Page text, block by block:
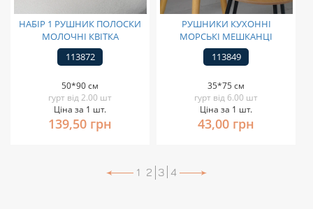
НАБІР 1 РУШНИК ПОЛОСКИ
МОЛОЧНІ КВІТКА
113872
50*90 см
гурт від 2.00 шт
Ціна за 1 шт.
139,50 грн
РУШНИКИ КУХОННІ
МОРСЬКІ МЕШКАНЦІ
113849
35*75 см
гурт від 6.00 шт
Ціна за 1 шт.
43,00 грн
1 2 3 4